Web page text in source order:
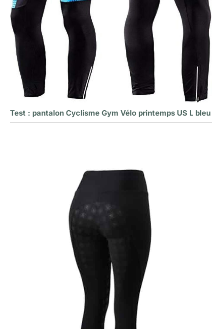
Test : pantalon Cyclisme Gym Vélo printemps US L bleu